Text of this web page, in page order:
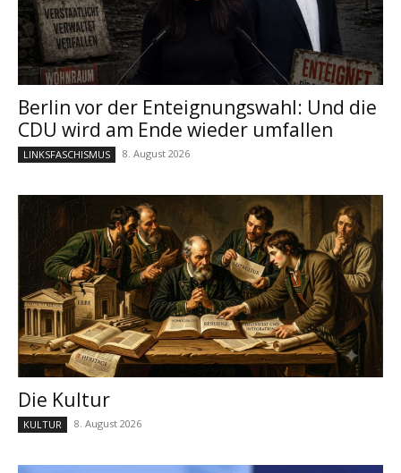
Berlin vor der Enteignungswahl: Und die
CDU wird am Ende wieder umfallen
LINKSFASCHISMUS 8. August 2026
Die Kultur
KULTUR 8. August 2026